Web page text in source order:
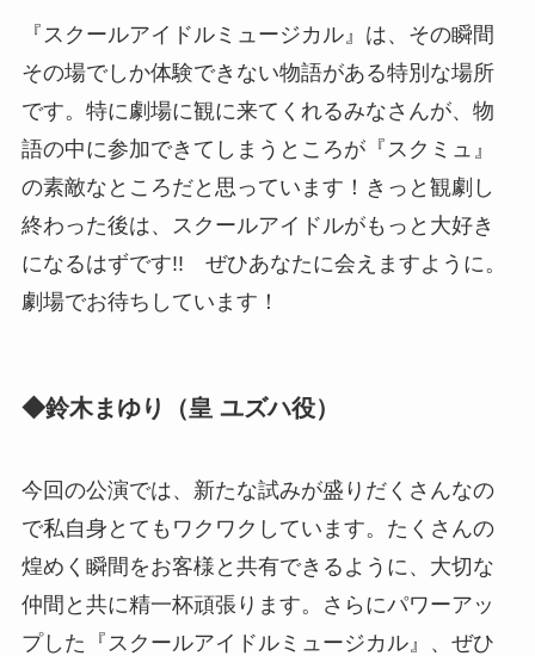
『スクールアイドルミュージカル』は、その瞬間
その場でしか体験できない物語がある特別な場所
です。特に劇場に観に来てくれるみなさんが、物
語の中に参加できてしまうところが『スクミュ』
の素敵なところだと思っています！きっと観劇し
終わった後は、スクールアイドルがもっと大好き
になるはずです!! ぜひあなたに会えますように。
劇場でお待ちしています！
◆鈴木まゆり（皇 ユズハ役）
今回の公演では、新たな試みが盛りだくさんなの
で私自身とてもワクワクしています。たくさんの
煌めく瞬間をお客様と共有できるように、大切な
仲間と共に精一杯頑張ります。さらにパワーアッ
プした『スクールアイドルミュージカル』、ぜひ